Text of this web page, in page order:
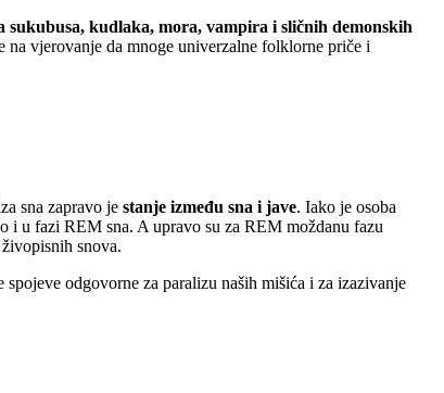
kudlaka, mora, vampira i sličnih demonskih
vjerovanje da mnoge univerzalne folklorne priče i
sna zapravo je stanje između sna i jave. Iako je osoba
i u fazi REM sna. A upravo su za REM moždanu fazu
snova.
spojeve odgovorne za paralizu naših mišića i za izazivanje